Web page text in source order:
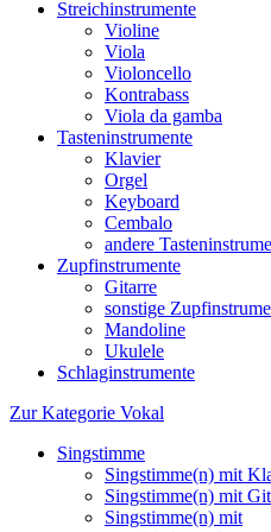
Streichinstrumente
Violine
Viola
Violoncello
Kontrabass
Viola da gamba
Tasteninstrumente
Klavier
Orgel
Keyboard
Cembalo
andere
Zupfinstrumente
Gitarre
sonstige
Mandoline
Ukulele
Schlaginstrumente
Zur Kategorie Vokal
Singstimme
Singstimme(n) mit
Singstimme(n) mit
Singstimme(n) mit